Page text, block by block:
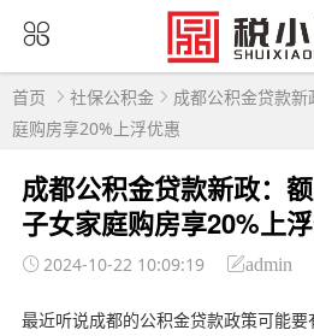
首页 社保公积金
成都公积金贷款
庭购房享20%上浮优惠
成都公积金贷款新政：
子女家庭购房享20%上
2024-10-22 10:09:19 admin
最近听说成都的公积金贷款政策可能